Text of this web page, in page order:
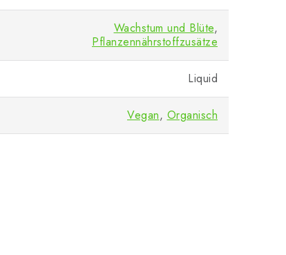
Wachstum und Blüte,
Pflanzennährstoffzusätze
Liquid
Vegan, Organisch